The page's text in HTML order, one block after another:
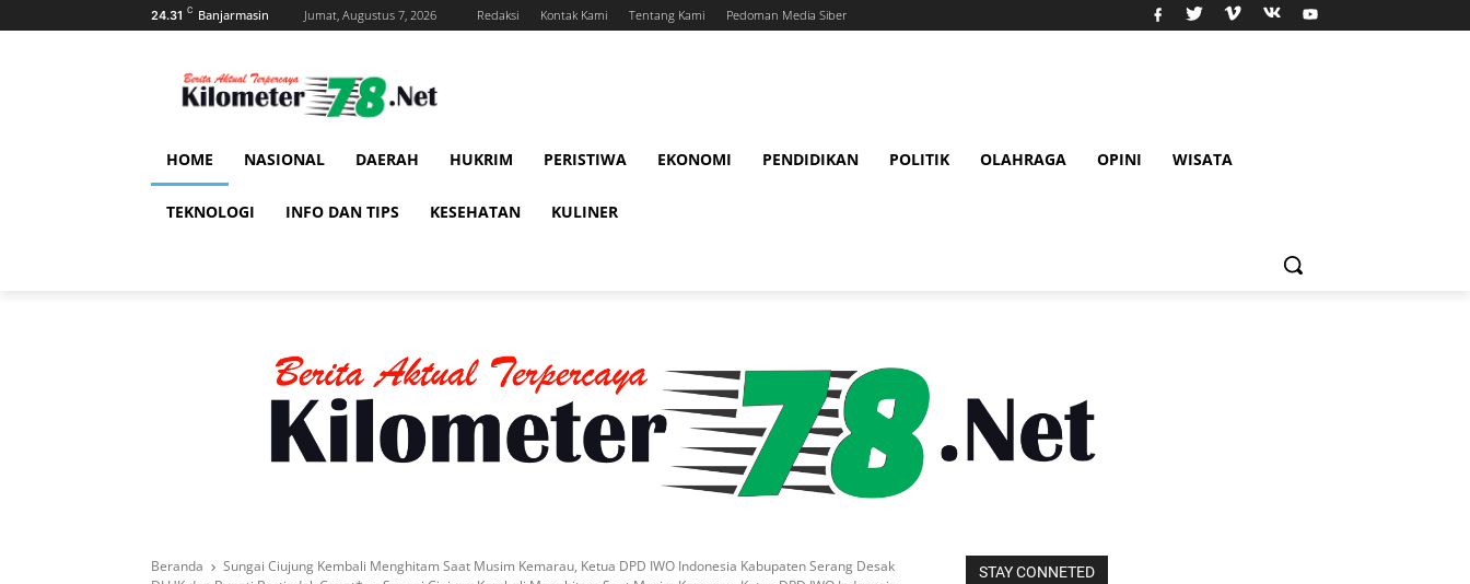
24.31 C Banjarmasin Jumat, Augustus 7, 2026 Redaksi Kontak Kami Tentang Kami Pedoman Media Siber
HOME NASIONAL DAERAH HUKRIM PERISTIWA EKONOMI PENDIDIKAN POLITIK OLAHRAGA OPINI WISATA
TEKNOLOGI INFO DAN TIPS KESEHATAN KULINER
Beranda
Sungai Ciujung Kembali Menghitam Saat Musim Kemarau, Ketua DPD IWO Indonesia Kabupaten Serang Desak
STAY CONNETED